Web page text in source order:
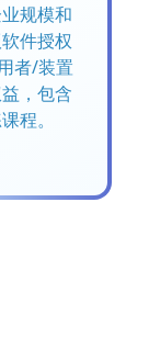
规模和
件授权
者/装置
，包含
程。